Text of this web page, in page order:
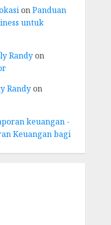
onPanduan
untuk
Randyon
Randyon
keuangan -
Keuangan bagi